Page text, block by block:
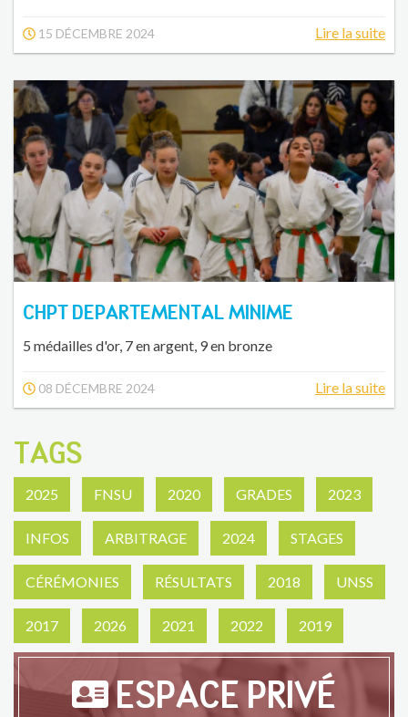
15 DÉCEMBRE 2024 Lire la suite
CHPT DEPARTEMENTAL MINIME
5 médailles d'or, 7 en argent, 9 en bronze
08 DÉCEMBRE 2024 Lire la suite
TAGS
2025 FNSU 2020 GRADES 2023
INFOS ARBITRAGE 2024 STAGES
CÉRÉMONIES RÉSULTATS 2018 UNSS
2017 2026 2021 2022 2019
ESPACE PRIVÉ